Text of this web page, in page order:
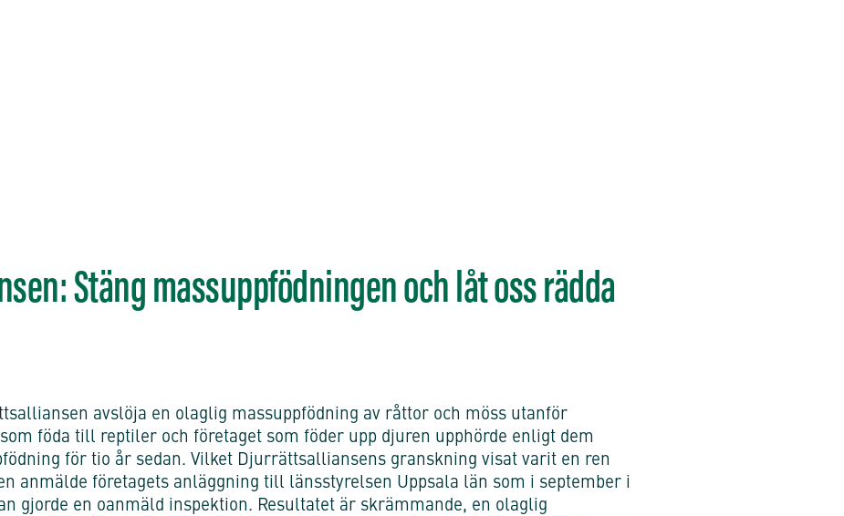
Stäng massuppfödningen och låt oss rädda
avslöja en olaglig massuppfödning av råttor och möss utanför
föda till reptiler och företaget som föder upp djuren upphörde enligt dem
för tio år sedan. Vilket Djurrättsalliansens granskning visat varit en ren
anmälde företagets anläggning till länsstyrelsen Uppsala län som i september i
gjorde en oanmäld inspektion. Resultatet är skrämmande, en olaglig